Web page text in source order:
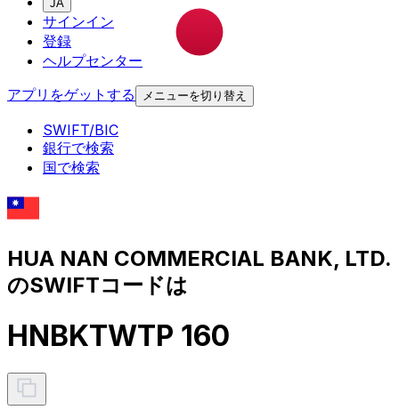
JA
サインイン
登録
ヘルプセンター
アプリをゲットする
メニューを切り替え
SWIFT/BIC
銀行で検索
国で検索
HUA NAN COMMERCIAL BANK, LTD.
のSWIFTコードは
HNBKTWTP 160